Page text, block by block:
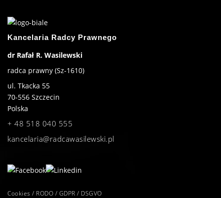
Kancelaria Radcy Prawnego
dr Rafał R. Wasilewski
radca prawny (Sz-1610)
ul. Tkacka 55
70-556 Szczecin
Polska
+ 48 518 040 555
kancelaria@radcawasilewski.pl
Cookies / RODO / GDPR / DSGVO